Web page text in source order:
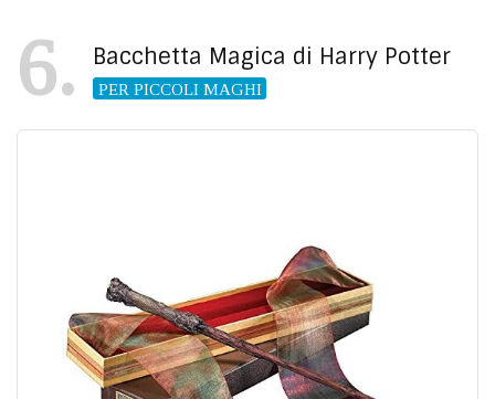
6 Bacchetta Magica di Harry Potter
PER PICCOLI MAGHI